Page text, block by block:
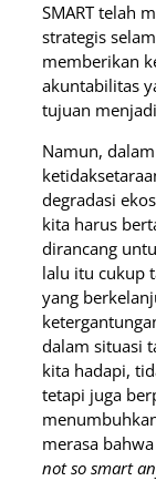
SMART telah
strategis
memberikan
akuntabilitas
tujuan
Namun,
degradasi
kita harus
dirancang
lalu itu cukup
yang
dalam situasi
kita hadapi,
tetapi juga
merasa
not so smart